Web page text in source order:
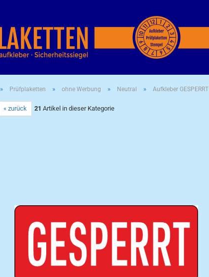
» Prüfplaketten » ohne Werbung » Neutral » Aufkleber GESPERRT
« zurück 21 Artikel in dieser Kategorie